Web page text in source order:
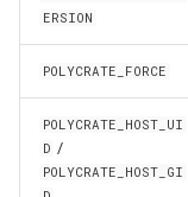
ERSION
POLYCRATE_FORCE
POLYCRATE_HOST_UI
D /
POLYCRATE_HOST_GI